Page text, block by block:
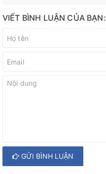
VIẾT BÌNH LUẬN CỦA BẠN:
GỬI BÌNH LUẬN